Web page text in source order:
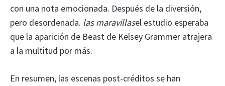
con una nota emocionada. Después de la diversión,
pero desordenada. las maravillasel estudio esperaba
que la aparición de Beast de Kelsey Grammer atrajera
a la multitud por más.
En resumen, las escenas post-créditos se han